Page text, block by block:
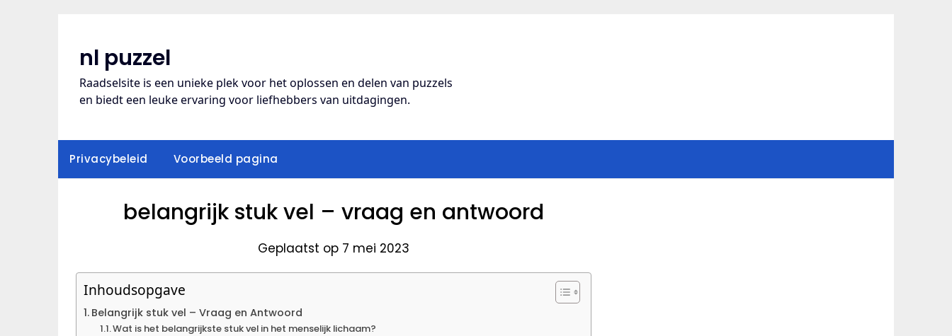
nl puzzel
Raadselsite is een unieke plek voor het oplossen en delen van puzzels
en biedt een leuke ervaring voor liefhebbers van uitdagingen.
Privacybeleid Voorbeeld pagina
belangrijk stuk vel – vraag en antwoord
Geplaatst op 7 mei 2023
Inhoudsopgave
Belangrijk stuk vel – Vraag en Antwoord
Wat is het belangrijkste stuk vel in het menselijk lichaam?